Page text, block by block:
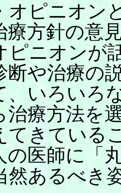
オピニオン
療方針の意
ピニオンが
断や治療の
、いろいろ
治療方法を
てきている
の医師に「
然あるべき